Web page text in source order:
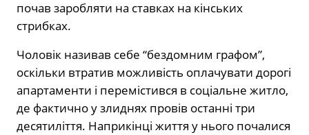
почав заробляти на ставках на кінських
стрибках.
Чоловік називав себе “бездомним графом”,
оскільки втратив можливість оплачувати дорогі
апартаменти і перемістився в соціальне житло,
де фактично у злиднях провів останні три
десятиліття. Наприкінці життя у нього почалися